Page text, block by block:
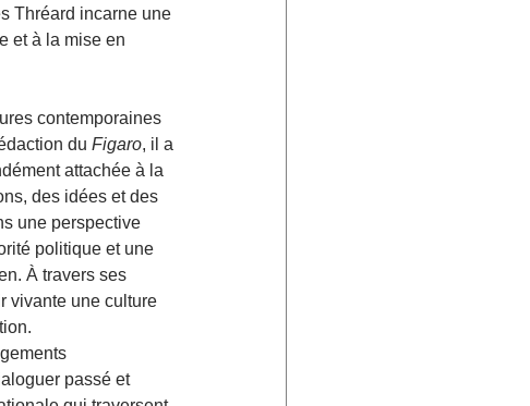
Thréard incarne une
et à la mise en
contemporaines
du Figaro, il a
attachée à la
des idées et des
une perspective
politique et une
À travers ses
vivante une culture
passé et